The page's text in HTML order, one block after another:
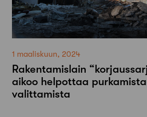
1 maaliskuun, 2024
Rakentamislain
aikoo helpottaa
valittamista